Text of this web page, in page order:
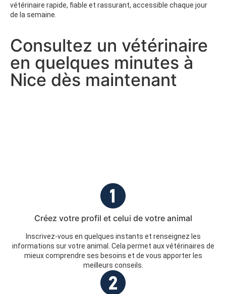
vétérinaire rapide, fiable et rassurant, accessible chaque jour
de la semaine.
Consultez un vétérinaire
en quelques minutes à
Nice dès maintenant
Créez votre profil et celui de votre animal
Inscrivez-vous en quelques instants et renseignez les
informations sur votre animal. Cela permet aux vétérinaires de
mieux comprendre ses besoins et de vous apporter les
meilleurs conseils.